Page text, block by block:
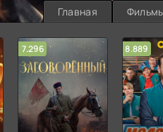
Главная
7.296 8.889